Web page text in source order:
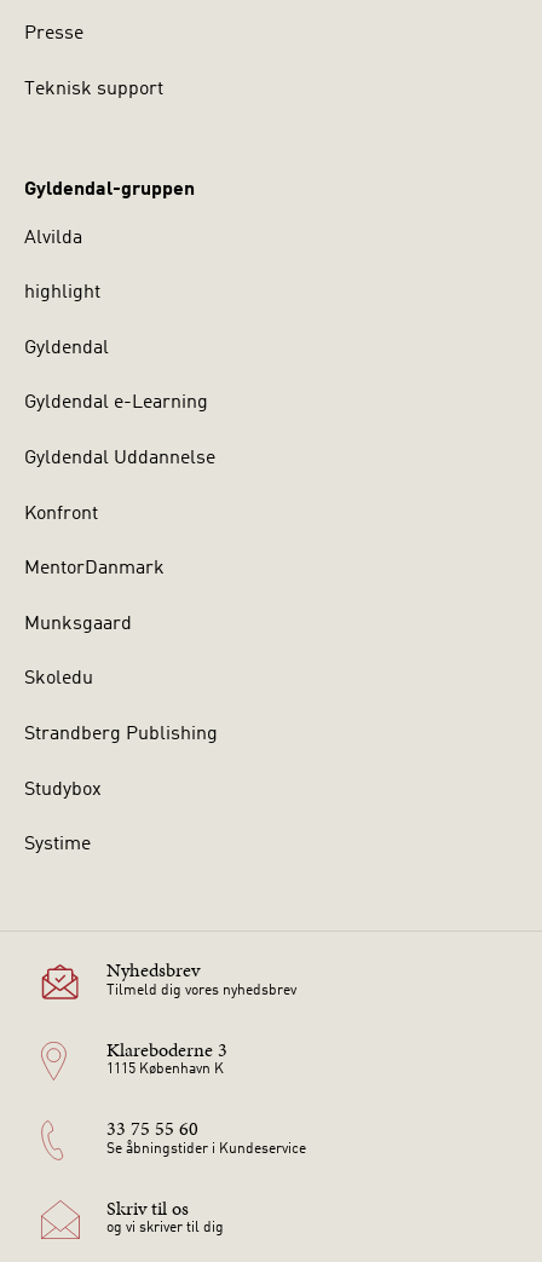
Presse
Teknisk support
Gyldendal-gruppen
Alvilda
highlight
Gyldendal
Gyldendal e-Learning
Gyldendal Uddannelse
Konfront
MentorDanmark
Munksgaard
Skoledu
Strandberg Publishing
Studybox
Systime
Nyhedsbrev
Tilmeld dig vores nyhedsbrev
Klareboderne 3
1115 København K
33 75 55 60
Se åbningstider i Kundeservice
Skriv til os
og vi skriver til dig